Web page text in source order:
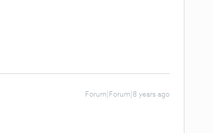
Forum|Forum|8 years ago